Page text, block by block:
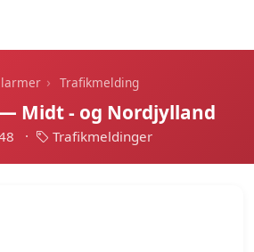
› Trafikmelding
Midt - og Nordjylland
· Trafikmeldinger